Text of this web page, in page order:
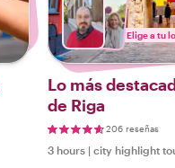
Elige a tu
Lo más
de Riga
206 reseñas
3 hours | city highlight